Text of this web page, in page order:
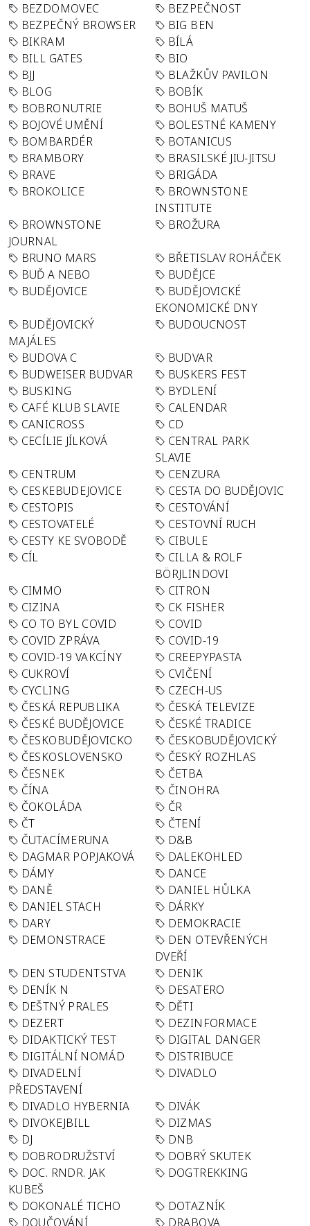
BEZDOMOVEC
BEZPEČNOST
BEZPEČNÝ BROWSER
BIG BEN
BIKRAM
BÍLÁ
BILL GATES
BIO
BJJ
BLAŽKŮV PAVILON
BLOG
BOBÍK
BOBRONUTRIE
BOHUŠ MATUŠ
BOJOVÉ UMĚNÍ
BOLESTNÉ KAMENY
BOMBARDÉR
BOTANICUS
BRAMBORY
BRASILSKÉ JIU-JITSU
BRAVE
BRIGÁDA
BROKOLICE
BROWNSTONE
INSTITUTE
BROWNSTONE
JOURNAL
BROŽURA
BRUNO MARS
BŘETISLAV ROHÁČEK
BUĎ A NEBO
BUDĚJCE
BUDĚJOVICE
BUDĚJOVICKÉ
EKONOMICKÉ DNY
BUDĚJOVICKÝ
MAJÁLES
BUDOUCNOST
BUDOVA C
BUDVAR
BUDWEISER BUDVAR
BUSKERS FEST
BUSKING
BYDLENÍ
CAFÉ KLUB SLAVIE
CALENDAR
CANICROSS
CD
CECÍLIE JÍLKOVÁ
CENTRAL PARK
SLAVIE
CENTRUM
CENZURA
CESKEBUDEJOVICE
CESTA DO BUDĚJOVIC
CESTOPIS
CESTOVÁNÍ
CESTOVATELÉ
CESTOVNÍ RUCH
CESTY KE SVOBODĚ
CIBULE
CÍL
CILLA & ROLF
BÖRJLINDOVI
CIMMO
CITRON
CIZINA
CK FISHER
CO TO BYL COVID
COVID
COVID ZPRÁVA
COVID-19
COVID-19 VAKCÍNY
CREEPYPASTA
CUKROVÍ
CVIČENÍ
CYCLING
CZECH-US
ČESKÁ REPUBLIKA
ČESKÁ TELEVIZE
ČESKÉ BUDĚJOVICE
ČESKÉ TRADICE
ČESKOBUDĚJOVICKO
ČESKOBUDĚJOVICKÝ
ČESKOSLOVENSKO
ČESKÝ ROZHLAS
ČESNEK
ČETBA
ČÍNA
ČINOHRA
ČOKOLÁDA
ČR
ČT
ČTENÍ
ČUTACÍMERUNA
D&B
DAGMAR POPJAKOVÁ
DALEKOHLED
DÁMY
DANCE
DANĚ
DANIEL HŮLKA
DANIEL STACH
DÁRKY
DARY
DEMOKRACIE
DEMONSTRACE
DEN OTEVŘENÝCH
DVEŘÍ
DEN STUDENTSTVA
DENIK
DENÍK N
DESATERO
DEŠTNÝ PRALES
DĚTI
DEZERT
DEZINFORMACE
DIDAKTICKÝ TEST
DIGITAL DANGER
DIGITÁLNÍ NOMÁD
DISTRIBUCE
DIVADELNÍ
PŘEDSTAVENÍ
DIVADLO
DIVADLO HYBERNIA
DIVÁK
DIVOKEJBILL
DIZMAS
DJ
DNB
DOBRODRUŽSTVÍ
DOBRÝ SKUTEK
DOC. RNDR. JAK
KUBEŠ
DOGTREKKING
DOKONALÉ TICHO
DOTAZNÍK
DOUČOVÁNÍ
DRABOVA